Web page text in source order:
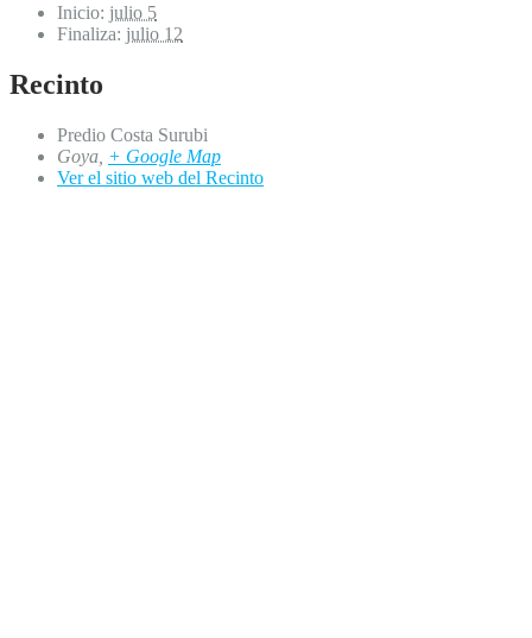
Inicio: julio 5
Finaliza: julio 12
Recinto
Predio Costa Surubi
Goya + Google Map
Ver el sitio web del Recinto